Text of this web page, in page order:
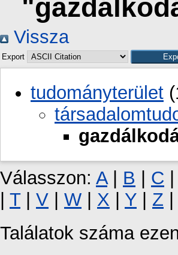
Vissza
Export
tudományterület
Válasszon: A| B | C |
| T| V | W | X | Y | Z |
Találatok száma